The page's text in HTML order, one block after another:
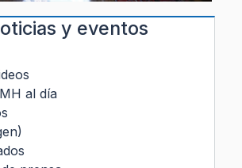
y eventos
al día